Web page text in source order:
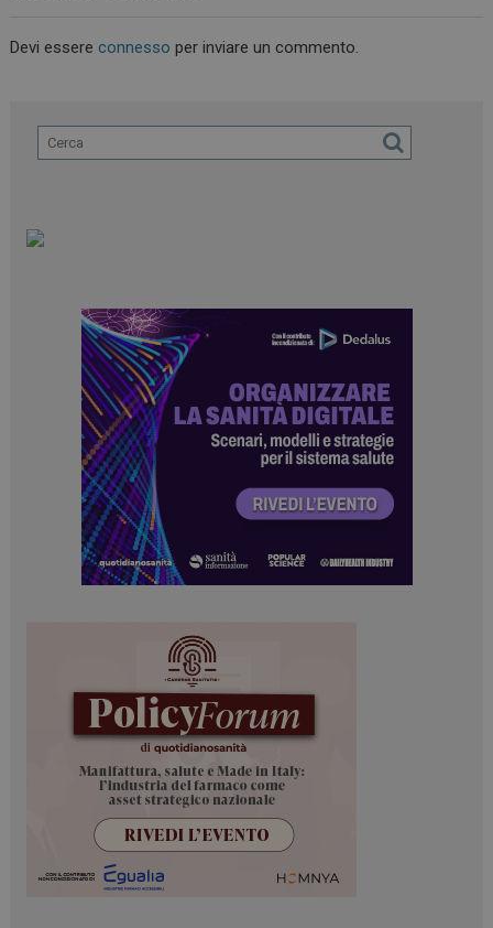
Devi essereconnesso per inviare un commento.